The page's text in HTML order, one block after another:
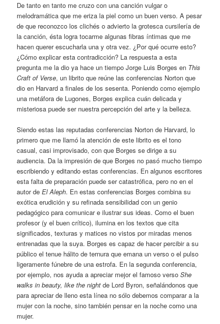
De tanto en tanto me cruzo con una canción vulgar o
melodramática que me eriza la piel como un buen verso. A pesar
de que reconozco los clichés o advierto la grotesca cursilería de
la canción, ésta logra tocarme algunas fibras íntimas que me
hacen querer escucharla una y otra vez. ¿Por qué ocurre esto?
¿Cómo explicar esta contradicción? La respuesta a esta
pregunta me la dio ya hace un tiempo Jorge Luis Borges en This
Craft of Verse, un librito que reúne las conferencias Norton que
dio en Harvard a finales de los sesenta. Poniendo como ejemplo
una metáfora de Lugones, Borges explica cuán delicada y
misteriosa puede ser nuestra percepción del arte y la belleza.
Siendo estas las reputadas conferencias Norton de Harvard, lo
primero que me llamó la atención de este librito es el tono
casual, casi improvisado, con que Borges se dirige a su
audiencia. Da la impresión de que Borges no pasó mucho tiempo
escribiendo y editando estas conferencias. En algunos escritores
esta falta de preparación puede ser catastrófica, pero no en el
autor deEl Aleph. En estas conferencias Borges combina su
exótica erudición y su refinada sensibilidad con un genio
pedagógico para comunicar e ilustrar sus ideas. Como el buen
profesor (y el buen crítico), ilumina en los textos que cita
significados, texturas y matices no vistos por miradas menos
entrenadas que la suya. Borges es capaz de hacer percibir a su
público el tenue hálito de ternura que emana un verso o el pulso
ligeramente fúnebre de una estrofa. En la segunda conferencia,
por ejemplo, nos ayuda a apreciar mejor el famoso versoShe
walks in beauty, like the night de Lord Byron, señalándonos que
para apreciar de lleno esta línea no sólo debemos comparar a la
mujer con la noche, sino también pensar en la noche como una
mujer.